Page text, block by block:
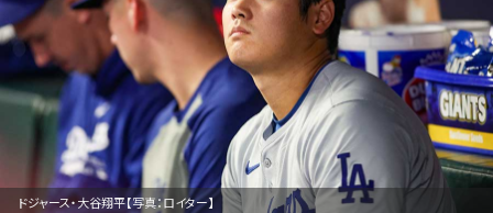
ドジャース・大谷翔平【写真：ロイター】